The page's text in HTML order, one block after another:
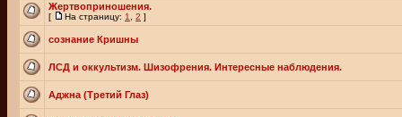
Жертвоприношения.
[ На страницу: 1 2 ]
сознание Кришны
ЛСД и оккультизм. Шизофрения. Интересные наблюдения.
Аджна (Третий Глаз)